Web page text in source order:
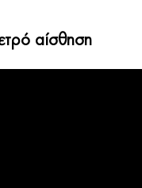
αίσθηση